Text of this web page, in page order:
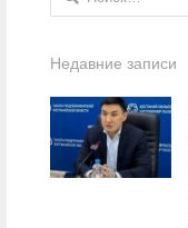
Недавние записи